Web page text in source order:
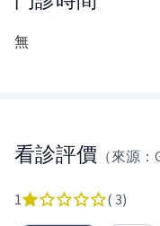
無
看診評價 （來源：
1 ( 3)